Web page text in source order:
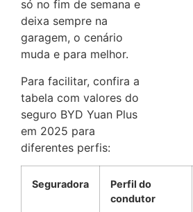
só no fim de semana e
deixa sempre na
garagem, o cenário
muda e para melhor.
Para facilitar, confira a
tabela com valores do
seguro BYD Yuan Plus
em 2025 para
diferentes perfis:
Seguradora
Perfil do
condutor